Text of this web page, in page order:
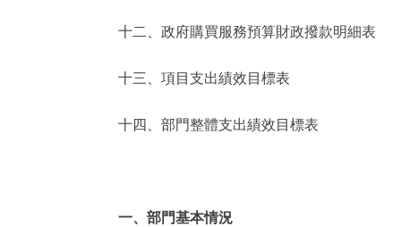
十二、政府購買服務預算財政撥款明細表
十三、項目支出績效目標表
十四、部門整體支出績效目標表
一、部門基本情況